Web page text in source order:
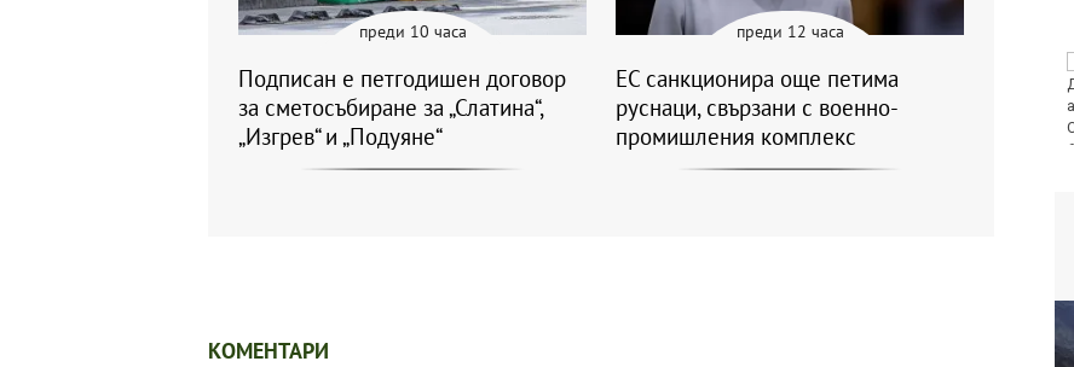
децата:
Саморазправата не е
случая с „ловци на педофили“
преди 10 часа
Подписан е петгодишен договор
за сметосъбиране за „Слатина“,
„Изгрев“ и „Подуяне“
преди 12 часа
ЕС санкционира още петима
руснаци, свързани с военно-
промишления комплекс
КОМЕНТАРИ